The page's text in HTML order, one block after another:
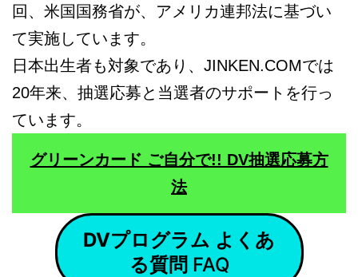
回、米国国務省が、アメリカ連邦法に基づい
て実施しています。
日本出生者も対象であり、JINKEN.COMでは
20年来、抽選応募と当選者のサポートを行っ
ています。
グリーンカード ご自分で!! DV抽選応募方
法
DVプログラム よくあ
る質問 FAQ